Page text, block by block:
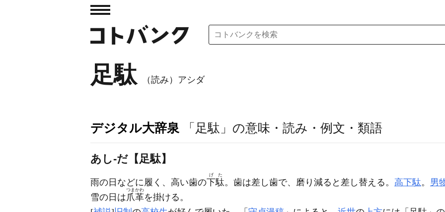
足駄 （読み）アシダ
デジタル大辞泉 「足駄」の意味・読み・例文・類語
あし‐だ【足駄】
雨の日などに履く、高い歯の下駄
げた
。歯は差し歯で、磨り減ると差し替える。 高下駄。 男
雪の日は爪革
つまかわ
を掛ける。